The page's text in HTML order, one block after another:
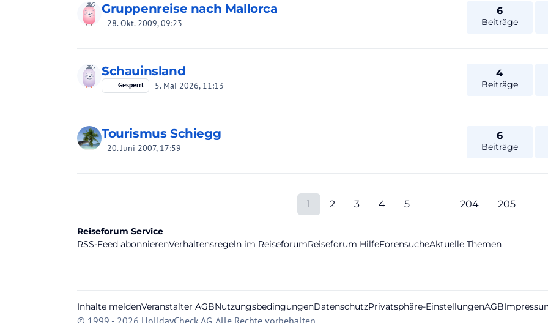
Gruppenreise nach Mallorca
28. Okt. 2009, 09:23
6
Beiträge
Schauinsland
Gesperrt 5. Mai 2026, 11:13
4
Beiträge
Tourismus Schiegg
20. Juni 2007, 17:59
6
Beiträge
1 2 3 4 5 204 205
Reiseforum Service
RSS-Feed abonnierenVerhaltensregeln im ReiseforumReiseforum HilfeForensucheAktuelle Themen
Inhalte meldenVeranstalter AGBNutzungsbedingungenDatenschutzPrivatsphäre-EinstellungenAGB
© 1999 - 2026 HolidayCheck AG. Alle Rechte vorbehalten.